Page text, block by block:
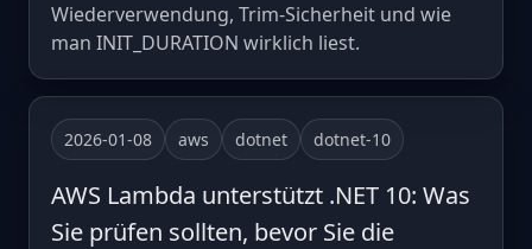
Wiederverwendung, Trim-Sicherheit und wie
man INIT_DURATION wirklich liest.
2026-01-08 aws dotnet dotnet-10
AWS Lambda unterstützt .NET 10: Was
Sie prüfen sollten, bevor Sie die